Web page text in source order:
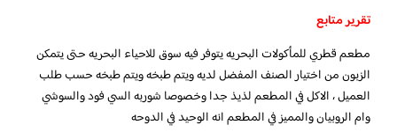
تقرير متابع
مطعم قطري للمأكولات البحريه يتوفر فيه سوق للاحياء البحريه حتى يتمكن
الزبون من اختيار الصنف المفضل لديه ويتم طبخه ويتم طبخه حسب طلب
العميل ، الاكل في المطعم لذيذ جدا وخصوصا شوربه السي فود والسوشي
وام الروبيان والمميز في المطعم انه الوحيد في الدوحه